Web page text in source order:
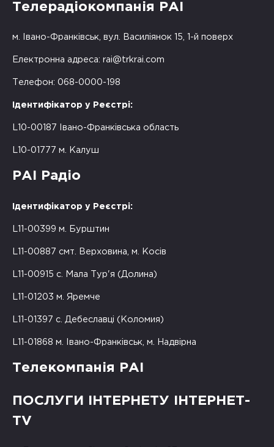
Телерадіокомпанія РАІ
м. Івано-Франківськ, вул. Василіянок 15, 1-й поверх
Електронна адреса: rai@trkrai.com
Телефон: 068-0000-198
Ідентифікатор у Реєстрі:
L10-00187 Івано-Франківська область
L10-01777 м. Калуш
РАІ Радіо
Ідентифікатор у Реєстрі:
L11-00399 м. Бурштин
L11-00887 смт. Верховина, м. Косів
L11-00915 с. Мала Тур'я (Долина)
L11-01203 м. Яремче
L11-01397 с. Дебеславці (Коломия)
L11-01868 м. Івано-Франківськ, м. Надвірна
Телекомпанія РАІ
ПОСЛУГИ ІНТЕРНЕТУ ІНТЕРНЕТ-
TV